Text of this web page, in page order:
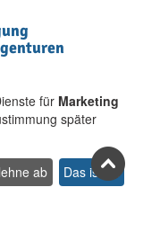
für Marketing
später
ab Das ist ok